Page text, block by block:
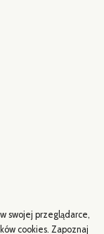
swojej przeglądarce,
cookies. Zapoznaj